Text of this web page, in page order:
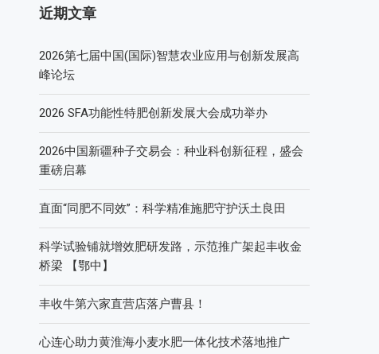
近期文章
2026第七届中国(国际)智慧农业应用与创新发展高
峰论坛
2026 SFA功能性特肥创新发展大会成功举办
2026中国新疆种子交易会：种业科创新征程，盛会
重磅启幕
直面“同肥不同效”：科学精准施肥守护沃土良田
科学试验铺就增效肥研发路，示范推广架起丰收金
桥梁 【鄂中】
丰收牛第六家直营店落户曹县！
心连心助力黄淮海小麦水肥一体化技术落地推广